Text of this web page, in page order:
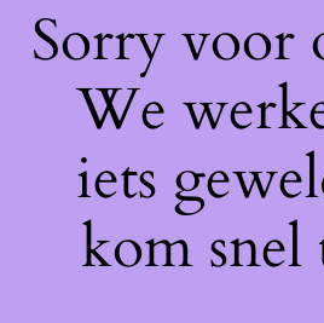
Sorry voor
We
iets
kom snel